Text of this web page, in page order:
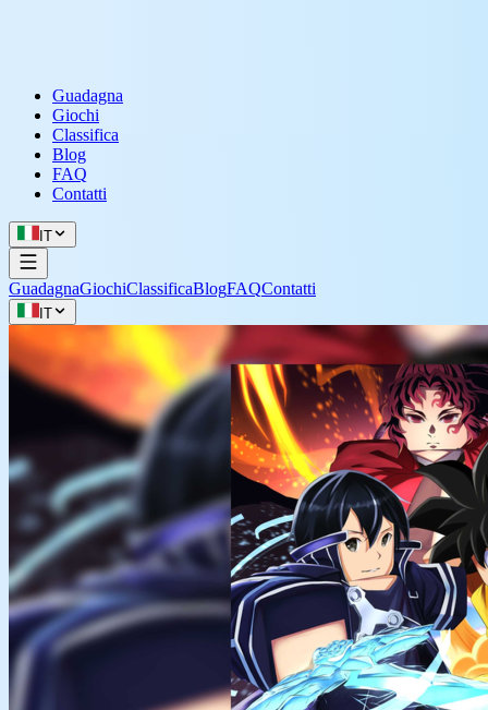
Guadagna
Giochi
Classifica
Blog
FAQ
Contatti
IT
GuadagnaGiochiClassificaBlogFAQContatti
IT